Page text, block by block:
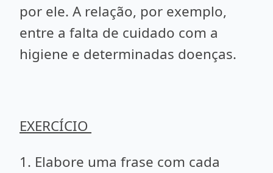
por ele. A relação, por exemplo,
entre a falta de cuidado com a
higiene e determinadas doenças.
EXERCÍCIO
1. Elabore uma frase com cada